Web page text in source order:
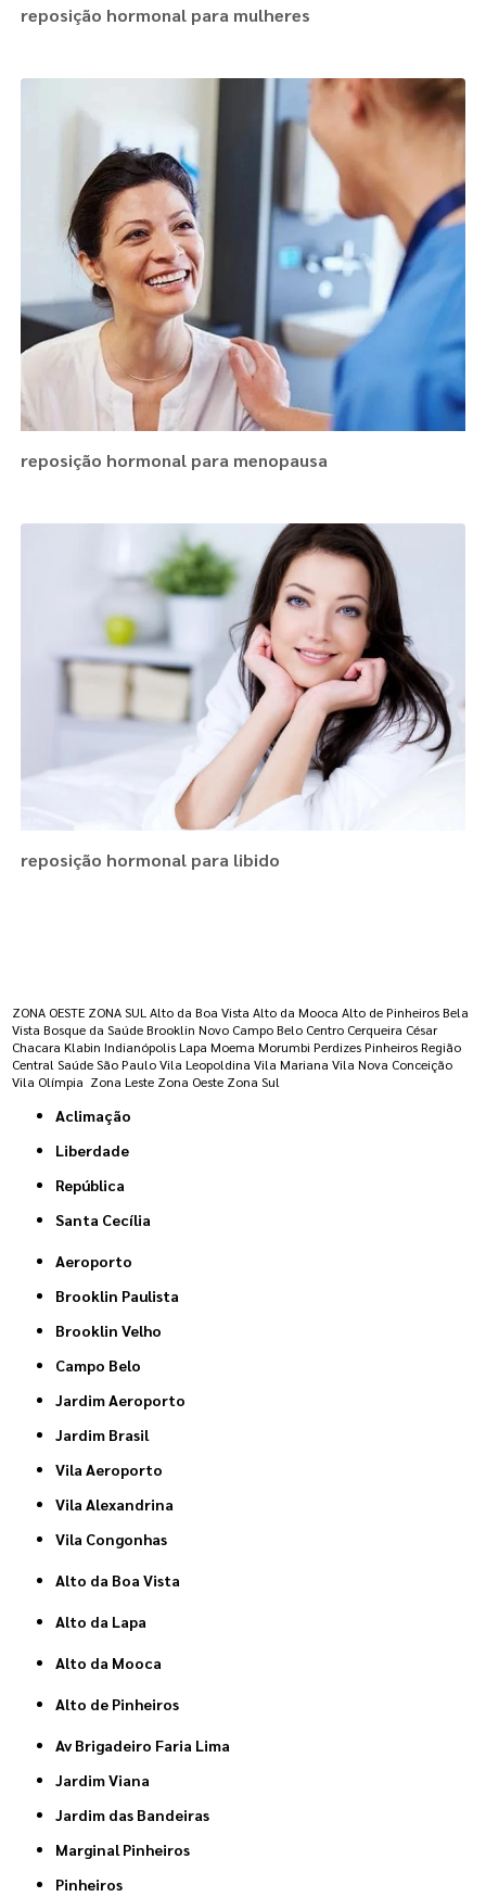
reposição hormonal para mulheres
reposição hormonal para menopausa
reposição hormonal para libido
ZONA OESTE ZONA SUL Alto da Boa Vista Alto da Mooca Alto de Pinheiros Bela
Vista Bosque da Saúde Brooklin Novo Campo Belo Centro Cerqueira César
Chacara Klabin Indianópolis Lapa Moema Morumbi Perdizes Pinheiros Região
Central Saúde São Paulo Vila Leopoldina Vila Mariana Vila Nova Conceição
Vila Olímpia Zona Leste Zona Oeste Zona Sul
Aclimação
Liberdade
República
Santa Cecília
Aeroporto
Brooklin Paulista
Brooklin Velho
Campo Belo
Jardim Aeroporto
Jardim Brasil
Vila Aeroporto
Vila Alexandrina
Vila Congonhas
Alto da Boa Vista
Alto da Lapa
Alto da Mooca
Alto de Pinheiros
Av Brigadeiro Faria Lima
Jardim Viana
Jardim das Bandeiras
Marginal Pinheiros
Pinheiros